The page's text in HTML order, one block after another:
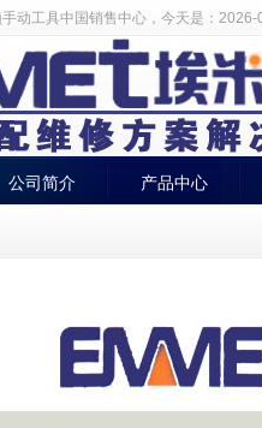
动工具中国销售中心，今天是： 2026-
公司简介 产品中心